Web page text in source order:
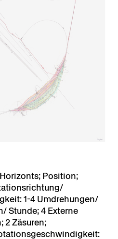
Position;
1-4 Umdrehungen/
Stunde; 4 Externe
2 Zäsuren;